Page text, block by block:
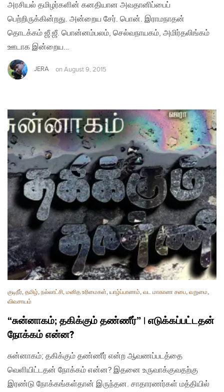
அரசியல் தமிழர்களின் கனதியான அவதானிப்பைப்
பெற்றிருக்கின்றது. அன்றைய சேர். பொன். இராமநாதன்
தொடக்கம் ஜீ.ஜீ. பொன்னம்பலம், செல்வநாயகம், அமிர்தலிங்கம்
ஊடாக இன்றைய…
JERA on August 9, 2015
குடிநீர், தமிழ், நல்லாட்சி, மனித உரிமைகள், யாழ்ப்பாணம், வட மாகாண சபை, வறுமை,
விவசாயம்
“சுன்னாகம்; தகிக்கும் தண்ணீர்” | எடுக்கப்பட்டதன்
நோக்கம் என்ன?
சுன்னாகம்; தகிக்கும் தண்ணீர் என்ற ஆவணப்படத்தை
வெளியிட்டதன் நோக்கம் என்ன? இதனை உருவாக்குவதற்கு
இரண்டு நோக்கங்கள்தான் இருந்தன. சாதாரணர்கள் மத்தியில்